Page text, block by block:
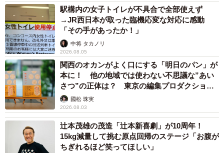
駅構内の女子トイレが不具合で全部使えず
→JR西日本が取った臨機応変な対応に感動
「その手があったか！」
中将 タカノリ
2026.08.05
関西のオカンがよく口にする「明日のパン」が
本に！ 他の地域では使わない不思議な”あい
さつ”の正体は？ 東京の編集プロダクション
がひも解く
國松 珠実
2026.08.03
辻本茂雄の茂造「辻本新喜劇」が10周年！
15kg減量して挑む原点回帰のステージ「お腹が
ちぎれるほど笑ってほしい」